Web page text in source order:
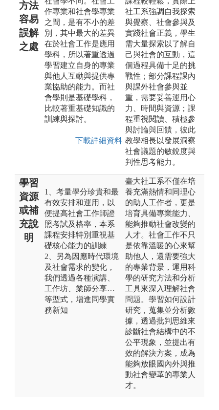
方法
容易
誤解
之處
作專業和社會學專業
之間，是有不小的差
別，其中最大的差異
在於社會工作是應用
學科，所以著重透過
學習建立自身的專業
與他人互動與提供專
業協助的能力。而社
會學則是基礎學科，
比較著重基礎知識的
訓練與探討。
下載詳細資料
社工系強調自我探索
與覺察、社會參與及
實踐社會正義，學生
需大量探索以了解自
己與社會的互動，這
個過程具備十足的挑
戰性；部分課程課內
與課外社會參與並
重，需要妥善運用心
力、時間與資源；課
程重視閱讀、積極參
與討論與回饋，彼此
教學相長以發展洞察
社會議題的敏銳度與
判性思考能力。
學習
資源
或補
充說
明
1、考量學分珍貴和最
有效安排和運用，以
便提高社會工作師證
照考試及格率，本系
課程安排特別重視基
礎核心能力的訓練
2、另為因應時代環境
及社會需求的變化，
我們透過各種演講、
工作坊、業師分享…
等型式，增進同學實
務新知
臺大社工系不僅在培
養充滿熱情和同理心
的助人工作者，更是
培育具備專業能力、
能夠推動社會改變的
人才。社會工作不只
是依靠溫暖的心來幫
助他人，還需要強大
的專業背景，運用科
學的研究方法和分析
工具來深入理解社會
問題。學習如何設計
研究，蒐集並分析數
據，透過批判思維來
診斷社會結構中的不
公平現象，並提出有
效的解決方案，成為
能夠放眼國內外與推
動社會變革的專業人
才。